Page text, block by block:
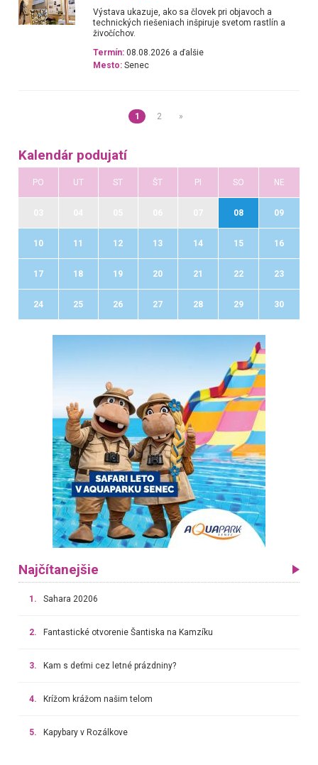
Výstava ukazuje, ako sa človek pri objavoch a
technických riešeniach inšpiruje svetom rastlín a
živočíchov.
Termín: 08.08.2026 a ďalšie
Mesto: Senec
1 2 »
Kalendár podujatí
PO UT ST ŠT PI SO NE
08 09
10 11 12 13 14 15 16
17 18 19 20 21 22 23
24 25 26 27 28 29 30
Najčítanejšie
1. Sahara 20206
2. Fantastické otvorenie Šantiska na Kamzíku
3. Kam s deťmi cez letné prázdniny?
4. Krížom krážom našim telom
5. Kapybary v Rozálkove